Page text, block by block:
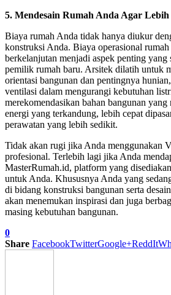
5. Mendesain Rumah Anda Agar
Biaya rumah Anda tidak hanya diukur
konstruksi Anda. Biaya operasional
berkelanjutan menjadi aspek penting yang
pemilik rumah baru. Arsitek dilatih untuk
orientasi bangunan dan pentingnya
ventilasi dalam mengurangi kebutuhan
merekomendasikan bahan bangunan
energi yang terkandung, lebih cepat
perawatan yang lebih sedikit.
Tidak akan rugi jika Anda menggunakan
profesional. Terlebih lagi jika Anda
MasterRumah.id, platform yang
untuk Anda. Khususnya Anda yang
di bidang konstruksi bangunan serta
akan menemukan inspirasi dan juga
masing kebutuhan bangunan.
0
Share FacebookTwitterGoogle+ReddIt